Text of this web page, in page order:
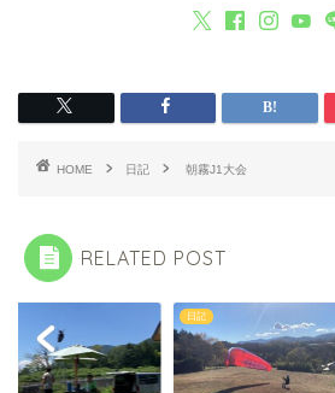
HOME 日記 朝霧J1大会
RELATED POST
日記